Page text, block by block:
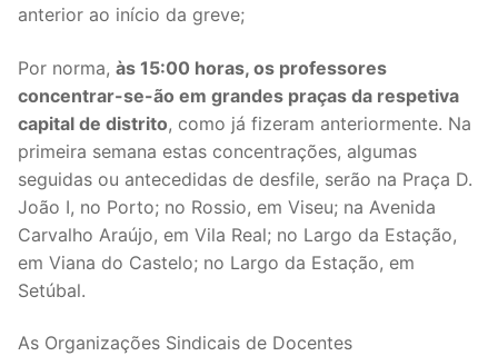
anterior ao início da greve;
Por norma, às 15:00 horas, os professores
concentrar-se-ão em grandes praças da respetiva
capital de distrito, como já fizeram anteriormente. Na
primeira semana estas concentrações, algumas
seguidas ou antecedidas de desfile, serão na Praça D.
João I, no Porto; no Rossio, em Viseu; na Avenida
Carvalho Araújo, em Vila Real; no Largo da Estação,
em Viana do Castelo; no Largo da Estação, em
Setúbal.
As Organizações Sindicais de Docentes